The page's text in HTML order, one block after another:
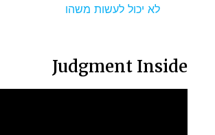
לא יכול לעשות משהו
Judgment Inside